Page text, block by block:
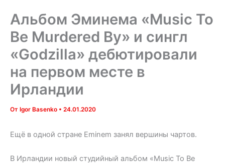
Альбом Эминема «Music To
Be Murdered By» и сингл
«Godzilla» дебютировали
на первом месте в
Ирландии
От Igor Basenko • 24.01.2020
Ещё в одной стране Eminem занял вершины чартов.
В Ирландии новый студийный альбом «Music To Be